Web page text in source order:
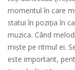
momentul în care
statui în poziţia în
muzica. Când
mişte pe ritmul ei.
este important,